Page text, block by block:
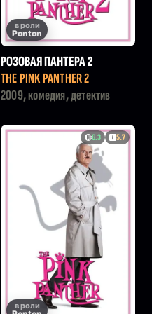
в роли
Ponton
РОЗОВАЯ ПАНТЕРА 2
THE PINK PANTHER 2
2009, комедия, детектив
6.3 5.7
в роли